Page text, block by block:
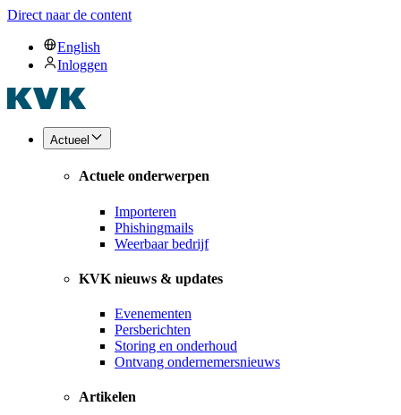
Direct naar de content
English
Inloggen
Actueel
Actuele onderwerpen
Importeren
Phishingmails
Weerbaar bedrijf
KVK nieuws & updates
Evenementen
Persberichten
Storing en onderhoud
Ontvang ondernemersnieuws
Artikelen